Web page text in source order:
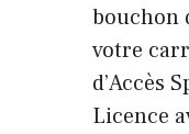
bouchon
votre
d’Accès
Licence